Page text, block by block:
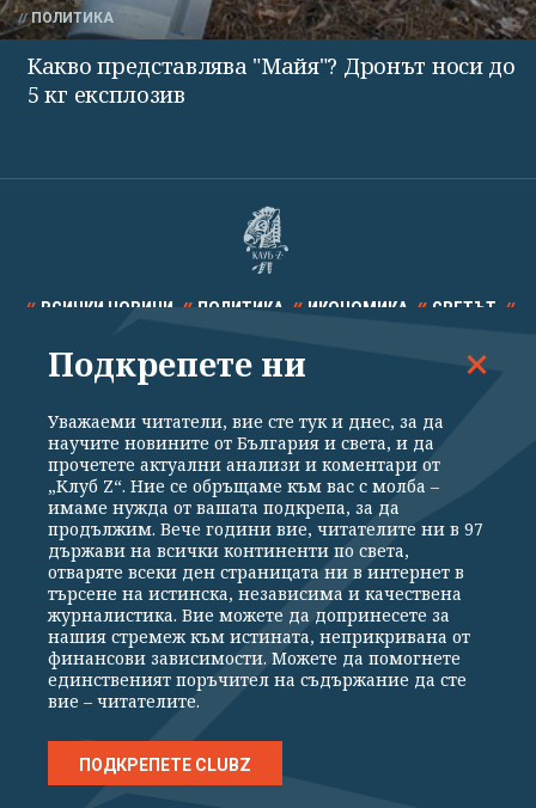
ПОЛИТИКА
Какво представлява "Майя"? Дронът носи до
5 кг експлозив
ВСИЧКИ НОВИНИ ПОЛИТИКА ИКОНОМИКА СВЕТЪТ
СПОРТ КУЛТУРА ТЕХНОЛОГИИ КАЛЕЙДОСКОП
Общи условия
Политика за поверителност
Реклама
Партньори Контакти
За Клуб Z
Екип
Подкрепете ни
Издател на www.clubz.bg е „Клуб Зебра Медия“ ЕООД, София, ул. "Алеко
Константинов" 3. Всички права запазени 2026 „Клуб Зебра Медия“
Препечатването на материали, снимки и видео от www.clubz.bg без
разрешение ще бъде преследвано по съдебен път, съгласно
ОБЩИТЕ УСЛОВИЯ
Подкрепете ни
Уважаеми читатели, вие сте тук и днес, за да
научите новините от България и света, и да
прочетете актуални анализи и коментари от
„Клуб Z“. Ние се обръщаме към вас с молба –
имаме нужда от вашата подкрепа, за да
продължим. Вече години вие, читателите ни в 97
държави на всички континенти по света,
отваряте всеки ден страницата ни в интернет в
търсене на истинска, независима и качествена
журналистика. Вие можете да допринесете за
нашия стремеж към истината, неприкривана от
финансови зависимости. Можете да помогнете
единственият поръчител на съдържание да сте
вие – читателите.
ПОДКРЕПЕТЕ CLUBZ